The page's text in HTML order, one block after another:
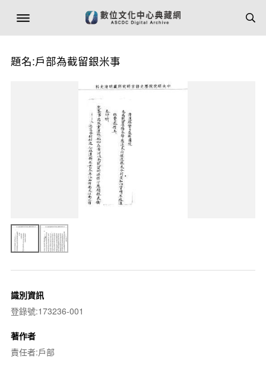
題名:戶部為截留銀米事
識別資訊
登錄號:173236-001
著作者
責任者:戶部